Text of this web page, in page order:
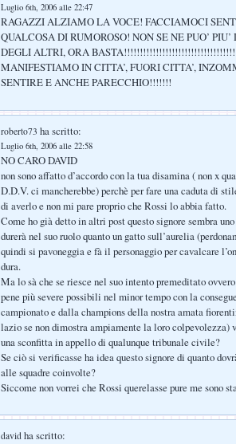
Luglio 6th, 2006 alle 22:47
RAGAZZI ALZIAMO LA VOCE! FACCIAMOCI
QUALCOSA DI RUMOROSO! NON SE NE PUO’
DEGLI ALTRI, ORA
MANIFESTIAMO IN CITTA’, FUORI CITTA’,
SENTIRE E ANCHE PARECCHIO!!!!!!!
roberto73 ha scritto:
Luglio 6th, 2006 alle 22:58
NO CARO DAVID
non sono affatto d’accordo con la tua disamina ( non x
D.D.V. ci mancherebbe) perchè per fare una caduta di
di averlo e non mi pare proprio che Rossi lo abbia fatto.
Come ho già detto in altri post questo signore sembra
durerà nel suo ruolo quanto un gatto sull’aurelia
quindi si pavoneggia e fà il personaggio per cavalcare
dura.
Ma lo sà che se riesce nel suo intento premeditato
pene più severe possibili nel minor tempo con la
campionato e dalla champions della nostra amata
lazio se non dimostra ampiamente la loro colpevolezza)
una sconfitta in appello di qualunque tribunale civile?
Se ciò si verificasse ha idea questo signore di quanto
alle squadre coinvolte?
Siccome non vorrei che Rossi querelasse pure me sono
david ha scritto: